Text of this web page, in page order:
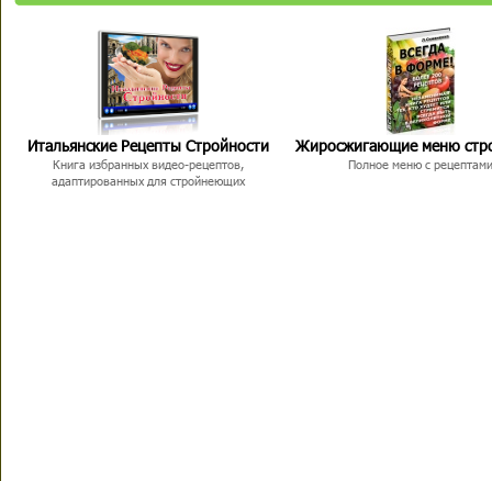
Итальянские Рецепты Стройности
Книга избранных видео-рецептов,
адаптированных для стройнеющих
Жиросжигающие меню
Полное меню с рецептами